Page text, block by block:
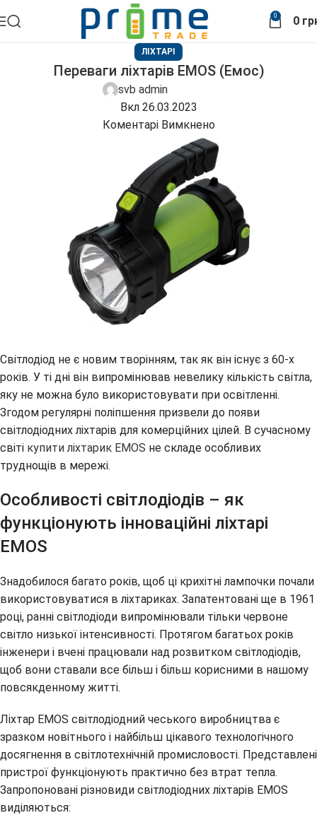
0 0
ЛІХТАРІ
Переваги ліхтарів EMOS (Емос)
svb admin
Вкл 26.03.2023
Коментарі Вимкнено
Світлодіод не є новим творінням, так як він існує з 60-х
років. У ті дні він випромінював невелику кількість світла,
яку не можна було використовувати при освітленні.
Згодом регулярні поліпшення призвели до появи
світлодіодних ліхтарів для комерційних цілей. В сучасному
світі купити ліхтарик EMOS не складе особливих
труднощів в мережі.
Особливості світлодіодів – як
функціонують інноваційні ліхтарі
EMOS
Знадобилося багато років, щоб ці крихітні лампочки почали
використовуватися в ліхтариках. Запатентовані ще в 1961
році, ранні світлодіоди випромінювали тільки червоне
світло низької інтенсивності. Протягом багатьох років
інженери і вчені працювали над розвитком світлодіодів,
щоб вони ставали все більш і більш корисними в нашому
повсякденному житті.
Ліхтар EMOS світлодіодний чеського виробництва є
зразком новітнього і найбільш цікавого технологічного
досягнення в світлотехнічній промисловості. Представлені
пристрої функціонують практично без втрат тепла.
Запропоновані різновиди світлодіодних ліхтарів EMOS
виділяються: